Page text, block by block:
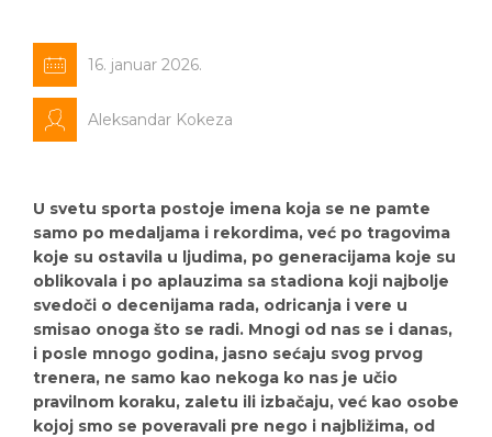
16. januar 2026.
Aleksandar Kokeza
U svetu sporta postoje imena koja se ne pamte
samo po medaljama i rekordima, već po tragovima
koje su ostavila u ljudima, po generacijama koje su
oblikovala i po aplauzima sa stadiona koji najbolje
svedoči o decenijama rada, odricanja i vere u
smisao onoga što se radi. Mnogi od nas se i danas,
i posle mnogo godina, jasno sećaju svog prvog
trenera, ne samo kao nekoga ko nas je učio
pravilnom koraku, zaletu ili izbačaju, već kao osobe
kojoj smo se poveravali pre nego i najbližima, od